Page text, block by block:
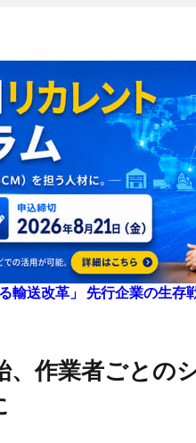
輸送改革」 先行企業の生存